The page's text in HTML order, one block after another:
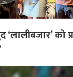
‘लालीबजार’ को